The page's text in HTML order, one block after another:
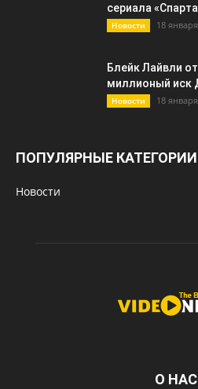
сериала
Новости 18
Блейк Лайвли
миллионый иск
Новости 18
ПОПУЛЯРНЫЕ КАТЕГОРИИ
Новости
О НАС